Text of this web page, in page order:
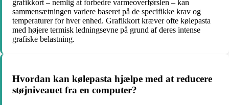
grafikkort – nemlig at forbedre varmeoverførslen – kan
sammensætningen variere baseret på de specifikke krav og
temperaturer for hver enhed. Grafikkort kræver ofte kølepasta
med højere termisk ledningsevne på grund af deres intense
grafiske belastning.
Hvordan kan kølepasta hjælpe med at reducere
støjniveauet fra en computer?